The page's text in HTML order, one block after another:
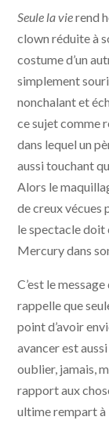
Seule la vierend
clown réduite à
costume d’un
simplement
nonchalant et
ce sujet comme
dans lequel un
aussi touchant
Alors le
de creux vécues
le spectacle doit
Mercury dans
C’est le message
rappelle que
point d’avoir
avancer est
oublier, jamais,
rapport aux
ultime rempart à